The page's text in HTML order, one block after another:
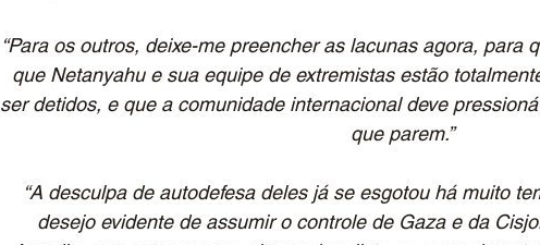
“Para os outros, deixe-me preencher as lacunas agora, para
que Netanyahu e sua equipe de extremistas estão
ser detidos, e que a comunidade internacional deve
que parem.”
“A desculpa de autodefesa deles já se esgotou há muito
desejo evidente de assumir o controle de Gaza e da